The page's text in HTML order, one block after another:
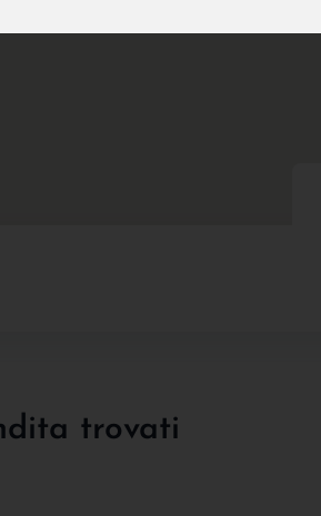
trovati